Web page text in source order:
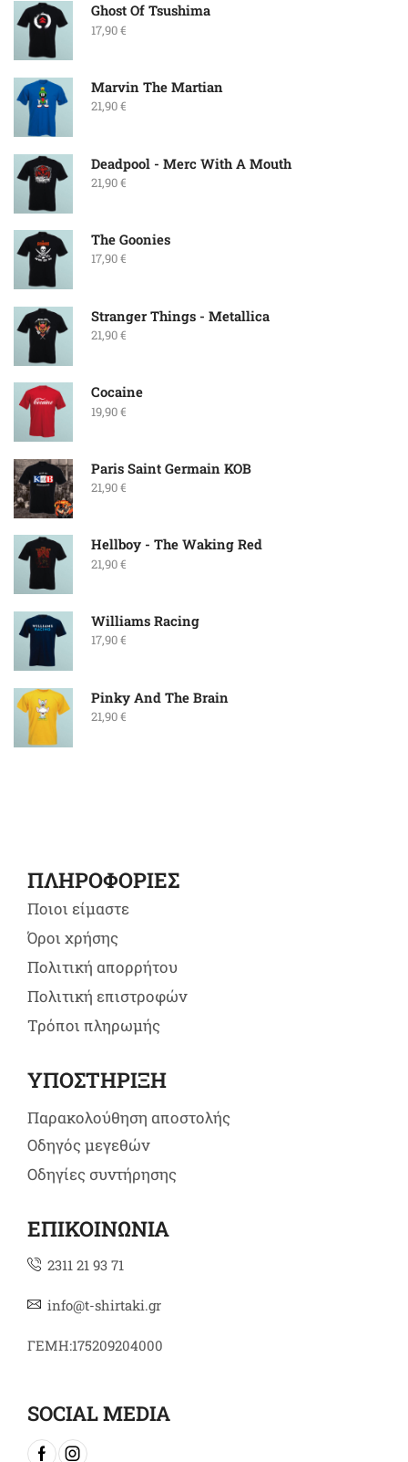
Ghost Of Tsushima
17,90€
Marvin The Martian
21,90€
Deadpool - Merc With A Mouth
21,90€
The Goonies
17,90€
Stranger Things - Metallica
21,90€
Cocaine
19,90€
Paris Saint Germain KOB
21,90€
Hellboy - The Waking Red
21,90€
Williams Racing
17,90€
Pinky And The Brain
21,90€
ΠΛΗΡΟΦΟΡΙΕΣ
Ποιοι είμαστε
Όροι χρήσης
Πολιτική απορρήτου
Πολιτική επιστροφών
Τρόποι πληρωμής
ΥΠΟΣΤΗΡΙΞΗ
Παρακολούθηση αποστολής
Οδηγός μεγεθών
Οδηγίες συντήρησης
ΕΠΙΚΟΙΝΩΝΙΑ
2311 21 93 71
info@t-shirtaki.gr
ΓΕΜΗ:175209204000
SOCIAL MEDIA